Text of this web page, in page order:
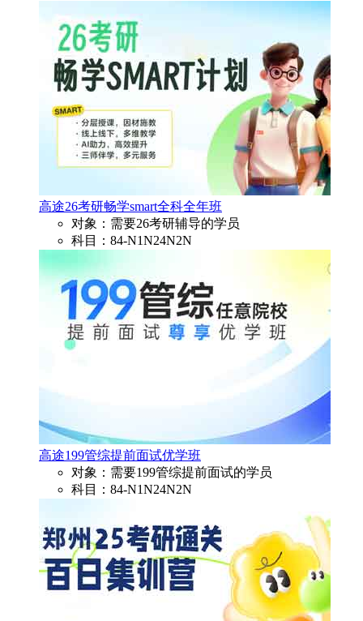
高途26考研畅学smart全科全年班
对象：需要26考研辅导的学员
科目：84-N1N24N2N
高途199管综提前面试优学班
对象：需要199管综提前面试的学员
科目：84-N1N24N2N